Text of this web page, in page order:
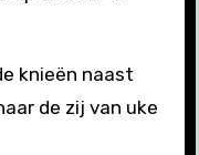
knieën naast
de zij van uke